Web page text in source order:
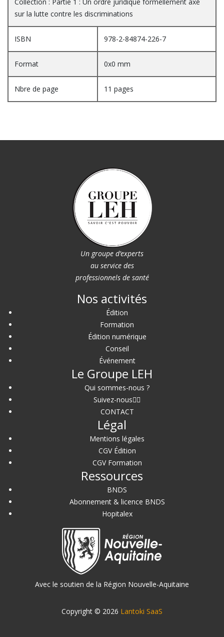
sur la lutte contre les discriminations
ISBN 978-2-84874-226-7
Format 0x0 mm
Nbre de page 11 pages
Un groupe d’experts
au service des
professionnels de santé
Nos activités
Édition
Formation
Édition numérique
Conseil
Événement
Le Groupe LEH
Qui sommes-nous ?
Suivez-nous
CONTACT
Légal
Mentions légales
CGV Édition
CGV Formation
Ressources
BNDS
Abonnement & licence BNDS
Hopitalex
Avec le soutien de la Région Nouvelle-Aquitaine
Copyright © 2026 Lantoki SaaS